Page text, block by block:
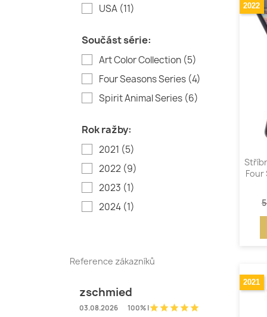
USA (11)
Součást série:
Art Color Collection (5)
Four Seasons Series (4)
Spirit Animal Series (6)
Rok ražby:
2021 (5)
2022 (9)
2023 (1)
2024 (1)
Reference zákazníků
zschmied
03.08.2026 100% |starstarstarstarstar
2022
Four
2021